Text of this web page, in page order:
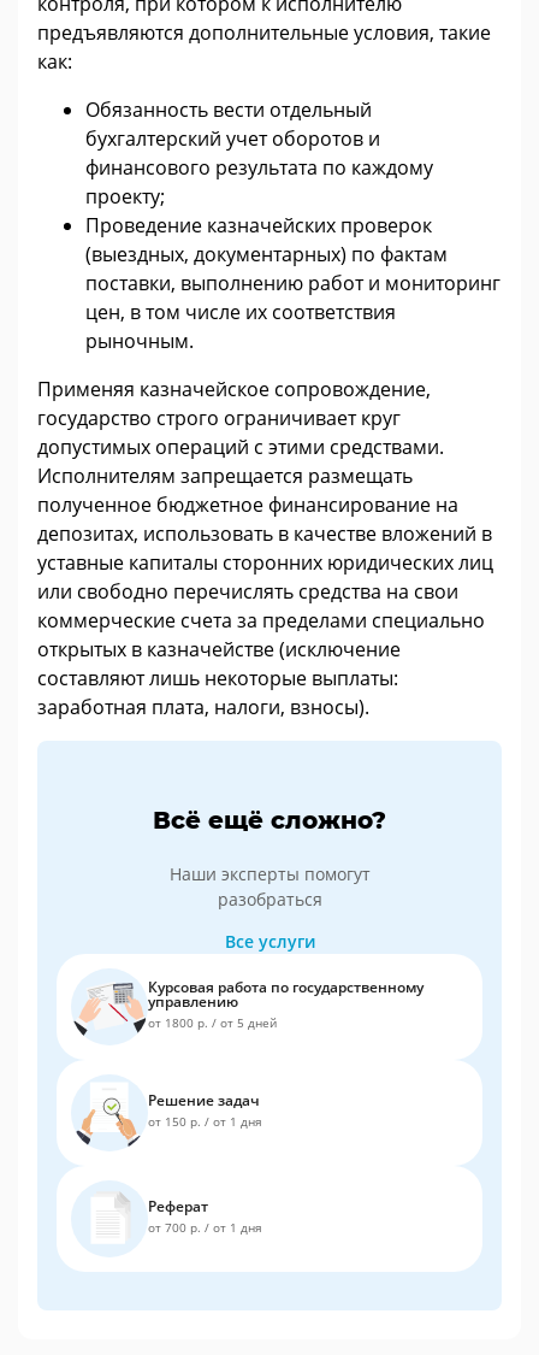
предъявляются дополнительные условия, такие
как:
Обязанность вести отдельный
бухгалтерский учет оборотов и
финансового результата по каждому
проекту;
Проведение казначейских проверок
(выездных, документарных) по фактам
поставки, выполнению работ и мониторинг
цен, в том числе их соответствия
рыночным.
Применяя казначейское сопровождение,
государство строго ограничивает круг
допустимых операций с этими средствами.
Исполнителям запрещается размещать
полученное бюджетное финансирование на
депозитах, использовать в качестве вложений в
уставные капиталы сторонних юридических лиц
или свободно перечислять средства на свои
коммерческие счета за пределами специально
открытых в казначействе (исключение
составляют лишь некоторые выплаты:
заработная плата, налоги, взносы).
Всё ещё сложно?
Наши эксперты помогут
разобраться
Все услуги
Курсовая работа по государственному
управлению
от 1800 р. / от 5 дней
Решение задач
от 150 р. / от 1 дня
Реферат
от 700 р. / от 1 дня